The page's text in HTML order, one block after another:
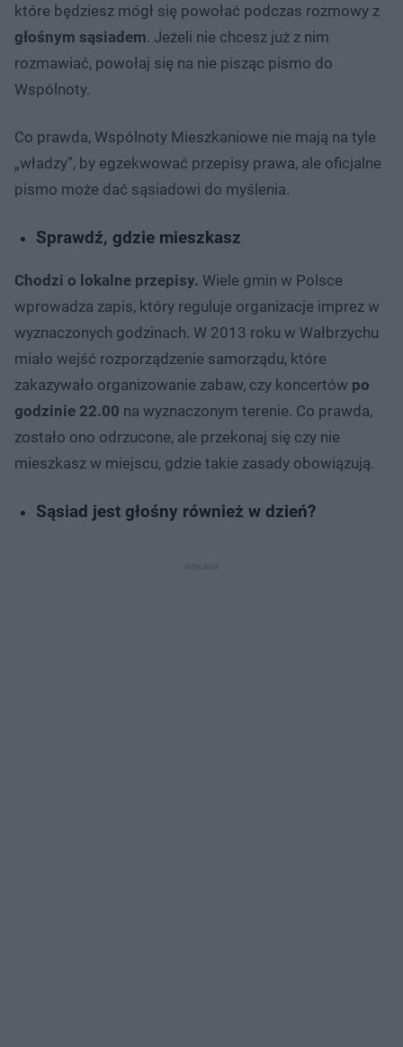
które będziesz mógł się powołać podczas rozmowy z
głośnym sąsiadem. Jeżeli nie chcesz już z nim
rozmawiać, powołaj się na nie pisząc pismo do
Wspólnoty.
Co prawda, Wspólnoty Mieszkaniowe nie mają na tyle
„władzy”, by egzekwować przepisy prawa, ale oficjalne
pismo może dać sąsiadowi do myślenia.
Sprawdź, gdzie mieszkasz
Chodzi o lokalne przepisy. Wiele gmin w Polsce
wprowadza zapis, który reguluje organizacje imprez w
wyznaczonych godzinach. W 2013 roku w Wałbrzychu
miało wejść rozporządzenie samorządu, które
zakazywało organizowanie zabaw, czy koncertów po
godzinie 22.00 na wyznaczonym terenie. Co prawda,
zostało ono odrzucone, ale przekonaj się czy nie
mieszkasz w miejscu, gdzie takie zasady obowiązują.
Sąsiad jest głośny również w dzień?